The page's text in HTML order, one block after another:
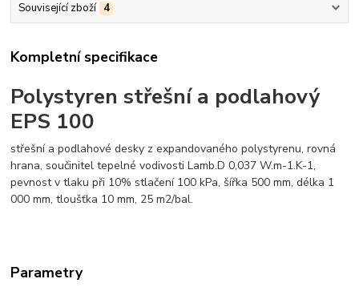
Související zboží 4
Kompletní specifikace
Polystyren střešní a podlahový
EPS 100
střešní a podlahové desky z expandovaného polystyrenu, rovná
hrana, součinitel tepelné vodivosti Lamb.D 0,037 W.m-1.K-1,
pevnost v tlaku při 10% stlačení 100 kPa, šířka 500 mm, délka 1
000 mm, tloušťka 10 mm, 25 m2/bal.
Parametry